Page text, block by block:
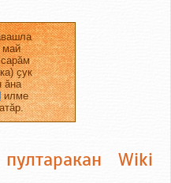
май
ҫук
ӑна
илме
Wiki